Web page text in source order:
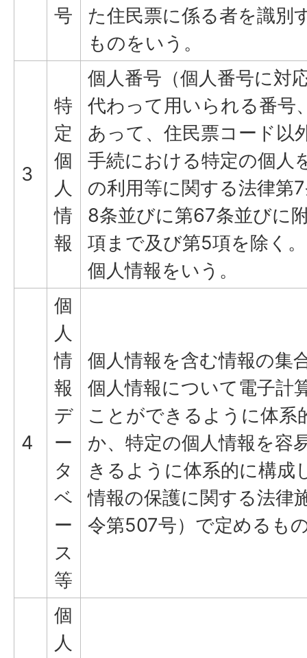
号
た住民票に係る者を識別
ものをいう。
3
特
定
個
人
情
報
個人番号（個人番号に対
代わって用いられる番号
あって、住民票コード以
手続における特定の個人
の利用等に関する法律第
8条並びに第67条並びに
項まで及び第5項を除く
個人情報をいう。
4
個
人
情
報
デ
ー
タ
ベ
ー
ス
等
個人情報を含む情報の集
個人情報について電子計
ことができるように体系
か、特定の個人情報を容
きるように体系的に構成
情報の保護に関する法律
令第507号）で定めるも
個
人